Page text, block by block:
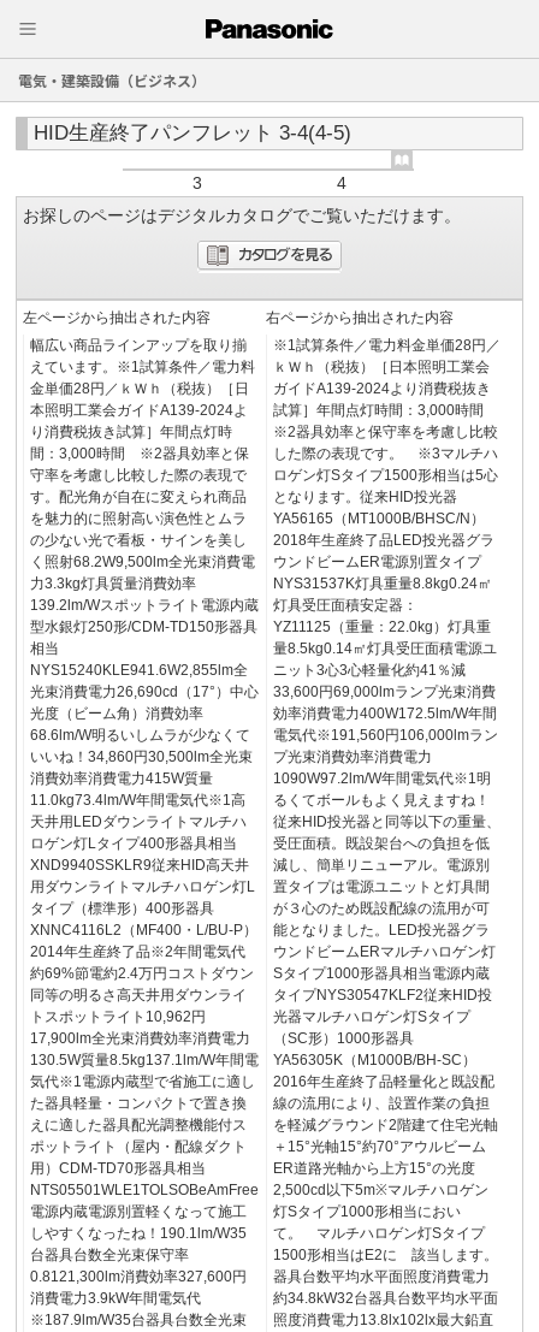
電気・建築設備（ビジネス）
HID生産終了パンフレット 3-4(4-5)
3
4
お探しのページはデジタルカタログでご覧いただけます。
左ページから抽出された内容
幅広い商品ラインアップを取り揃
えています。※1試算条件／電力料
金単価28円／ｋＷｈ（税抜）［日
本照明工業会ガイドA139-2024よ
り消費税抜き試算］年間点灯時
間：3,000時間 ※2器具効率と保
守率を考慮し比較した際の表現で
す。配光角が自在に変えられ商品
を魅力的に照射高い演色性とムラ
の少ない光で看板・サインを美し
く照射68.2W9,500lm全光束消費電
力3.3kg灯具質量消費効率
139.2lm/Wスポットライト電源内蔵
型水銀灯250形/CDM-TD150形器具
相当
NYS15240KLE941.6W2,855lm全
光束消費電力26,690cd（17°）中心
光度（ビーム角）消費効率
68.6lm/W明るいしムラが少なくて
いいね！34,860円30,500lm全光束
消費効率消費電力415W質量
11.0kg73.4lm/W年間電気代※1高
天井用LEDダウンライトマルチハ
ロゲン灯Lタイプ400形器具相当
XND9940SSKLR9従来HID高天井
用ダウンライトマルチハロゲン灯L
タイプ（標準形）400形器具
XNNC4116L2（MF400・L/BU-P）
2014年生産終了品※2年間電気代
約69%節電約2.4万円コストダウン
同等の明るさ高天井用ダウンライ
トスポットライト10,962円
17,900lm全光束消費効率消費電力
130.5W質量8.5kg137.1lm/W年間電
気代※1電源内蔵型で省施工に適し
た器具軽量・コンパクトで置き換
えに適した器具配光調整機能付ス
ポットライト（屋内・配線ダクト
用）CDM-TD70形器具相当
NTS05501WLE1TOLSOBeAmFree
電源内蔵電源別置軽くなって施工
しやすくなったね！190.1lm/W35
台器具台数全光束保守率
0.8121,300lm消費効率327,600円
消費電力3.9kW年間電気代
※187.9lm/W35台器具台数全光束
右ページから抽出された内容
※1試算条件／電力料金単価28円／
ｋＷｈ（税抜）［日本照明工業会
ガイドA139-2024より消費税抜き
試算］年間点灯時間：3,000時間
※2器具効率と保守率を考慮し比較
した際の表現です。 ※3マルチハ
ロゲン灯Sタイプ1500形相当は5心
となります。従来HID投光器
YA56165（MT1000B/BHSC/N）
2018年生産終了品LED投光器グラ
ウンドビームER電源別置タイプ
NYS31537K灯具重量8.8kg0.24㎡
灯具受圧面積安定器：
YZ11125（重量：22.0kg）灯具重
量8.5kg0.14㎡灯具受圧面積電源ユ
ニット3心3心軽量化約41％減
33,600円69,000lmランプ光束消費
効率消費電力400W172.5lm/W年間
電気代※191,560円106,000lmラン
プ光束消費効率消費電力
1090W97.2lm/W年間電気代※1明
るくてボールもよく見えますね！
従来HID投光器と同等以下の重量、
受圧面積。既設架台への負担を低
減し、簡単リニューアル。電源別
置タイプは電源ユニットと灯具間
が３心のため既設配線の流用が可
能となりました。LED投光器グラ
ウンドビームERマルチハロゲン灯
Sタイプ1000形器具相当電源内蔵
タイプNYS30547KLF2従来HID投
光器マルチハロゲン灯Sタイプ
（SC形）1000形器具
YA56305K（M1000B/BH-SC）
2016年生産終了品軽量化と既設配
線の流用により、設置作業の負担
を軽減グラウンド2階建て住宅光軸
＋15°光軸15°約70°アウルビーム
ER道路光軸から上方15°の光度
2,500cd以下5m※マルチハロゲン
灯Sタイプ1000形相当におい
て。 マルチハロゲン灯Sタイプ
1500形相当はE2に 該当します。
器具台数平均水平面照度消費電力
約34.8kW32台器具台数平均水平面
照度消費電力13.8lx102lx最大鉛直